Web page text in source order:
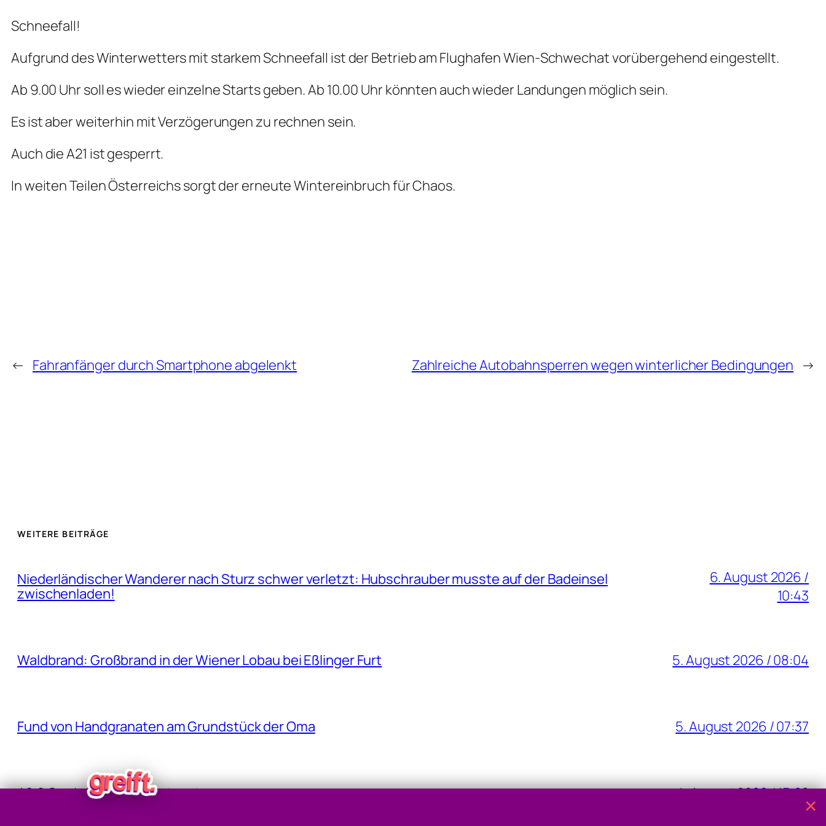
Schneefall!
Aufgrund des Winterwetters mit starkem Schneefall ist der Betrieb am Flughafen Wien-Schwechat vorübergehend eingestellt.
Ab 9.00 Uhr soll es wieder einzelne Starts geben. Ab 10.00 Uhr könnten auch wieder Landungen möglich sein.
Es ist aber weiterhin mit Verzögerungen zu rechnen sein.
Auch die A21 ist gesperrt.
In weiten Teilen Österreichs sorgt der erneute Wintereinbruch für Chaos.
← Fahranfänger durch Smartphone abgelenkt Zahlreiche Autobahnsperren wegen winterlicher Bedingungen →
WEITERE BEITRÄGE
Niederländischer Wanderer nach Sturz schwer verletzt: Hubschrauber musste auf der Badeinsel
zwischenladen!
6. August 2026 /
10:43
Waldbrand: Großbrand in der Wiener Lobau bei Eßlinger Furt 5. August 2026 / 08:04
Fund von Handgranaten am Grundstück der Oma 5. August 2026 / 07:37
40,8 Grad: Allzeit-Höchstwert gemessen 4. August 2026 / 15:22
×